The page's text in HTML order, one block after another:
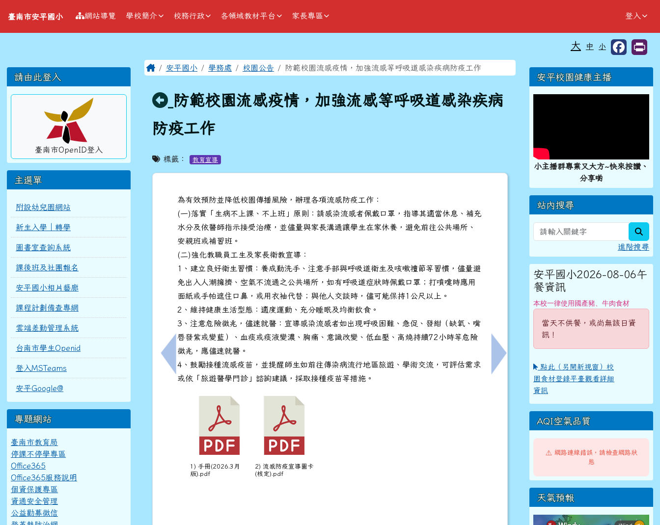
臺南市安平國小
導覽列
臺南市安平國小 網站導覽 學校簡介 校務行政 各領域教材平台 家長專區 登入
⏸
大 中 小
左邊區域內容
請由此登入
臺南市OpenID登入
主選單
附設幼兒園網站
新生入學｜轉學
圖書室查詢系統
課後班及社團報名
安平國小相片藝廊
課程計劃備查專網
雲端差勤管理系統
台南市學生Openid
登入MSTeams
安平Google@
專題網站
臺南市教育局
停課不停學專區
Office365
Office365服務說明
個資保護專區
資通安全管理
公益勸募徵信
主內容區域
Home安平國小 學務處 校園公告 防範校園流感疫情，加強流感等呼吸道感染疾病防疫工作
回上頁
防範校園流感疫情，加強流感等呼吸道感染疾病
防疫工作
標籤： 教育宣導
上一筆：臺南市115年度食農教育優良教案甄選實施計畫
為有效預防並降低校園傳播風險，辦理各項流感防疫工作：
(一)落實「生病不上課、不上班」原則：請感染流感者佩戴口罩，指導其適當休息、補充
水分及依醫師指示接受治療，並儘量與家長溝通讓學生在家休養，避免前往公共場所、
安親班或補習班。
(二)強化教職員工生及家長衛教宣導：
1、建立良好衛生習慣：養成勤洗手、注意手部與呼吸道衛生及咳嗽禮節等習慣，儘量避
免出入人潮擁擠、空氣不流通之公共場所，如有呼吸道症狀時佩戴口罩；打噴嚏時應用
面紙或手帕遮住口鼻，或用衣袖代替；與他人交談時，儘可能保持1公尺以上。
2、維持健康生活型態：適度運動、充分睡眠及均衡飲食。
3、注意危險徵兆，儘速就醫：宣導感染流感者如出現呼吸困難、急促、發紺（缺氧、嘴
唇發紫或變藍）、血痰或痰液變濃、胸痛、意識改變、低血壓、高燒持續72小時等危險
徵兆，應儘速就醫。
4、鼓勵接種流感疫苗，並提醒師生如前往傳染病流行地區旅遊、學術交流，可評估需求
或依「旅遊醫學門診」諮詢建議，採取接種疫苗等措施。
1) 手冊(2026.3月
版).pdf
2) 流感防疫宣導圖卡
(核定).pdf
下一筆：轉知「臺南市115年中小學柔道對抗
右邊區域內容
安平校園健康主播
小主播群專業又大方~快來按讚、
分享喲
站內搜尋
進階搜尋
安平國小2026-08-06午
餐資訊
本校一律使用國產豬、牛肉食材
當天不供餐，或尚無該日資
訊！
點此（另開新視窗）校
園食材登錄平臺觀看詳細
資訊
AQI空氣品質
⚠️ 網路連線錯誤，請檢查網路狀
態
天氣預報
頁尾區域